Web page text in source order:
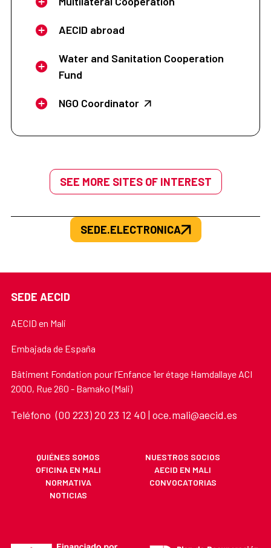
AECID abroad
Water and Sanitation Cooperation
Fund
NGO Coordinator
SEE MORE SITES OF INTEREST
SEDE.ELECTRONICA
SEDE AECID
AECID en Mali
Embajada de España
Bâtiment Fondation pour l’Enfance 1er étage Hamdallaye ACI
2000, Rue 260 - Bamako (Mali)
Teléfono (00 223) 20 23 12 40 | oce.mali@aecid.es
QUIÉNES SOMOS
NUESTROS SOCIOS
OFICINA EN MALI
AECID EN MALI
NORMATIVA
CONVOCATORIAS
NOTICIAS